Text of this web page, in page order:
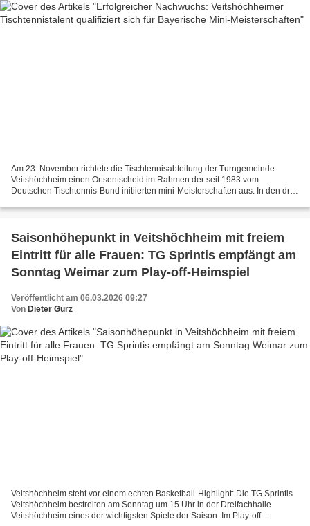
Am 23. November richtete die Tischtennisabteilung der Turngemeinde
Veitshöchheim einen Ortsentscheid im Rahmen der seit 1983 vom
Deutschen Tischtennis-Bund initiierten mini-Meisterschaften aus. In den drei
Saisonhöhepunkt in Veitshöchheim mit freiem
Eintritt für alle Frauen: TG Sprintis empfängt am
Sonntag Weimar zum Play-off-Heimspiel
Veröffentlicht am 06.03.2026 09:27
Von Dieter Gürz
Veitshöchheim steht vor einem echten Basketball-Highlight: Die TG Sprintis
Veitshöchheim bestreiten am Sonntag um 15 Uhr in der Dreifachhalle
Veitshöchheim eines der wichtigsten Spiele der Saison. Im Play-off-